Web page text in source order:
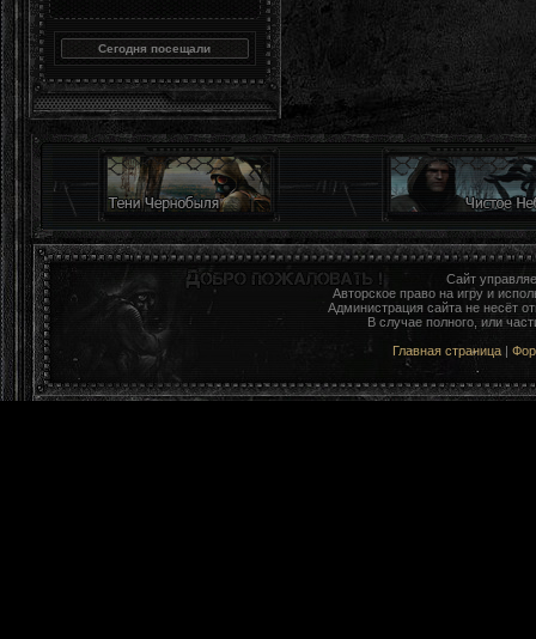
Сайт
Авторское право на игру и
Администрация сайта не несёт
В случае полного, или
Главная страница |